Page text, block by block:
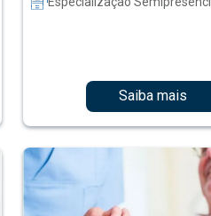
Saiba mais